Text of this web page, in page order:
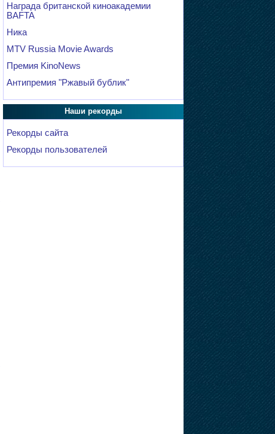
Награда британской киноакадемии
BAFTA
Ника
MTV Russia Movie Awards
Премия KinoNews
Антипремия "Ржавый бублик"
Наши рекорды
Рекорды сайта
Рекорды пользователей